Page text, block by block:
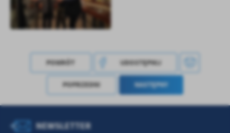
POWRÓT UDOSTĘPNIJ
POPRZEDNI NASTĘPNY
NEWSLETTER
Firmy te działają w charakterze pośredników prezentujących nasze
treści w postaci wiadomości, ofert, komunikatów mediów
społecznościowych.